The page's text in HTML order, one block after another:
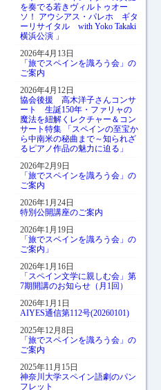
を奏でる若きヴィルトゥオー
ソ！ アウシアス・パレホ ギタ
ーリサイタル with Yoko Takaki
横浜公演 」
2026年4月13日
「旅でスペインを識ろう会」の
ご案内
2026年4月12日
協会後援 高木洋子さんコンサ
ート 生誕150年・ファリャの
魔法を紐解くレクチャー＆コン
サート特集 「スペインの至宝か
ら中南米の秘曲まで～知られざ
るピアノ作品の魅力に迫る」
2026年2月9日
「旅でスペインを識ろう会」の
ご案内
2026年1月24日
特別公開講座のご案内
2026年1月19日
「旅でスペインを識ろう会」の
ご案内」
2026年1月16日
「スペイン文学に親しむ会」第
7期開講のお知らせ（月1回）
2026年1月1日
AIYES通信第112号(20260101)
2025年12月8日
「旅でスペインを識ろう会」の
ご案内
2025年11月15日
神奈川大学スペイン語劇のパン
フレット